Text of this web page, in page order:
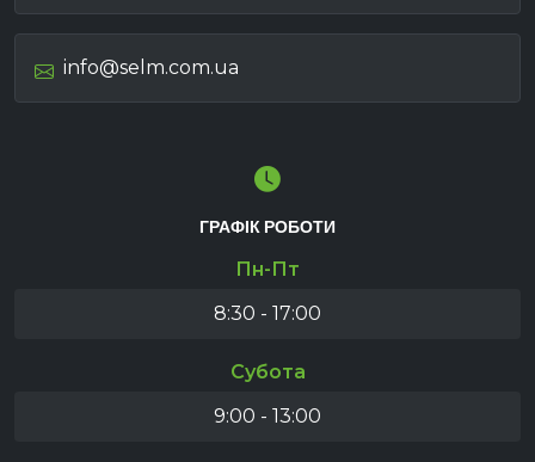
info@selm.com.ua
ГРАФІК РОБОТИ
Пн-Пт
8:30 - 17:00
Субота
9:00 - 13:00